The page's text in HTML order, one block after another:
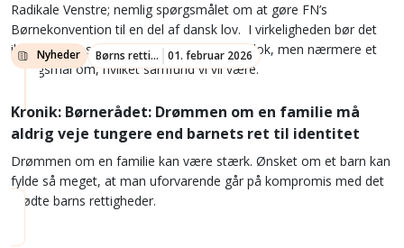
Radikale Venstre; nemlig spørgsmålet om at gøre FN’s
Børnekonvention til en del af dansk lov. I virkeligheden bør det
ikke være et spørgsmål om rød eller blå blok, men nærmere et
spørgsmål om, hvilket samfund vi vil være.
Nyheder Børns rettigheder 01. februar 2026
Kronik: Børnerådet: Drømmen om en familie må
aldrig veje tungere end barnets ret til identitet
Drømmen om en familie kan være stærk. Ønsket om et barn kan
fylde så meget, at man uforvarende går på kompromis med det
ufødte barns rettigheder.